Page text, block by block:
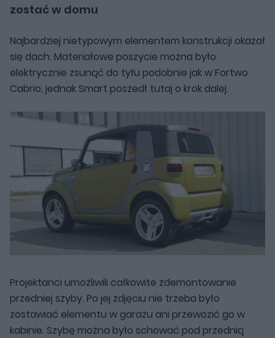
zostać w domu
Najbardziej nietypowym elementem konstrukcji okazał
się dach. Materiałowe poszycie można było
elektrycznie zsunąć do tyłu podobnie jak w Fortwo
Cabrio, jednak Smart poszedł tutaj o krok dalej.
Projektanci umożliwili całkowite zdemontowanie
przedniej szyby. Po jej zdjęciu nie trzeba było
zostawiać elementu w garażu ani przewozić go w
kabinie. Szybę można było schować pod przednią